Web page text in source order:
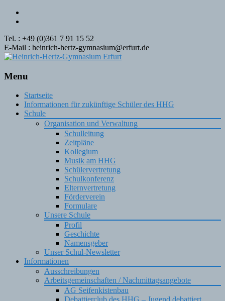
Tel. : +49 (0)361 7 91 15 52
E-Mail : heinrich-hertz-gymnasium@erfurt.de
Menu
Skip
content
Startseite
Informationen für zukünftige Schüler des HHG
Schule
Organisation und Verwaltung
Schulleitung
Zeitpläne
Kollegium
Musik am HHG
Schülervertretung
Schulkonferenz
Elternvertretung
Förderverein
Formulare
Unsere Schule
Profil
Geschichte
Namensgeber
Unser Schul-Newsletter
Informationen
Ausschreibungen
Arbeitsgemeinschaften / Nachmittagsangebote
AG Seifenkistenbau